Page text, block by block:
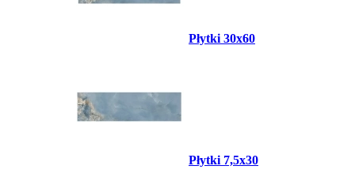
Płytki 30x60
Płytki 7,5x30